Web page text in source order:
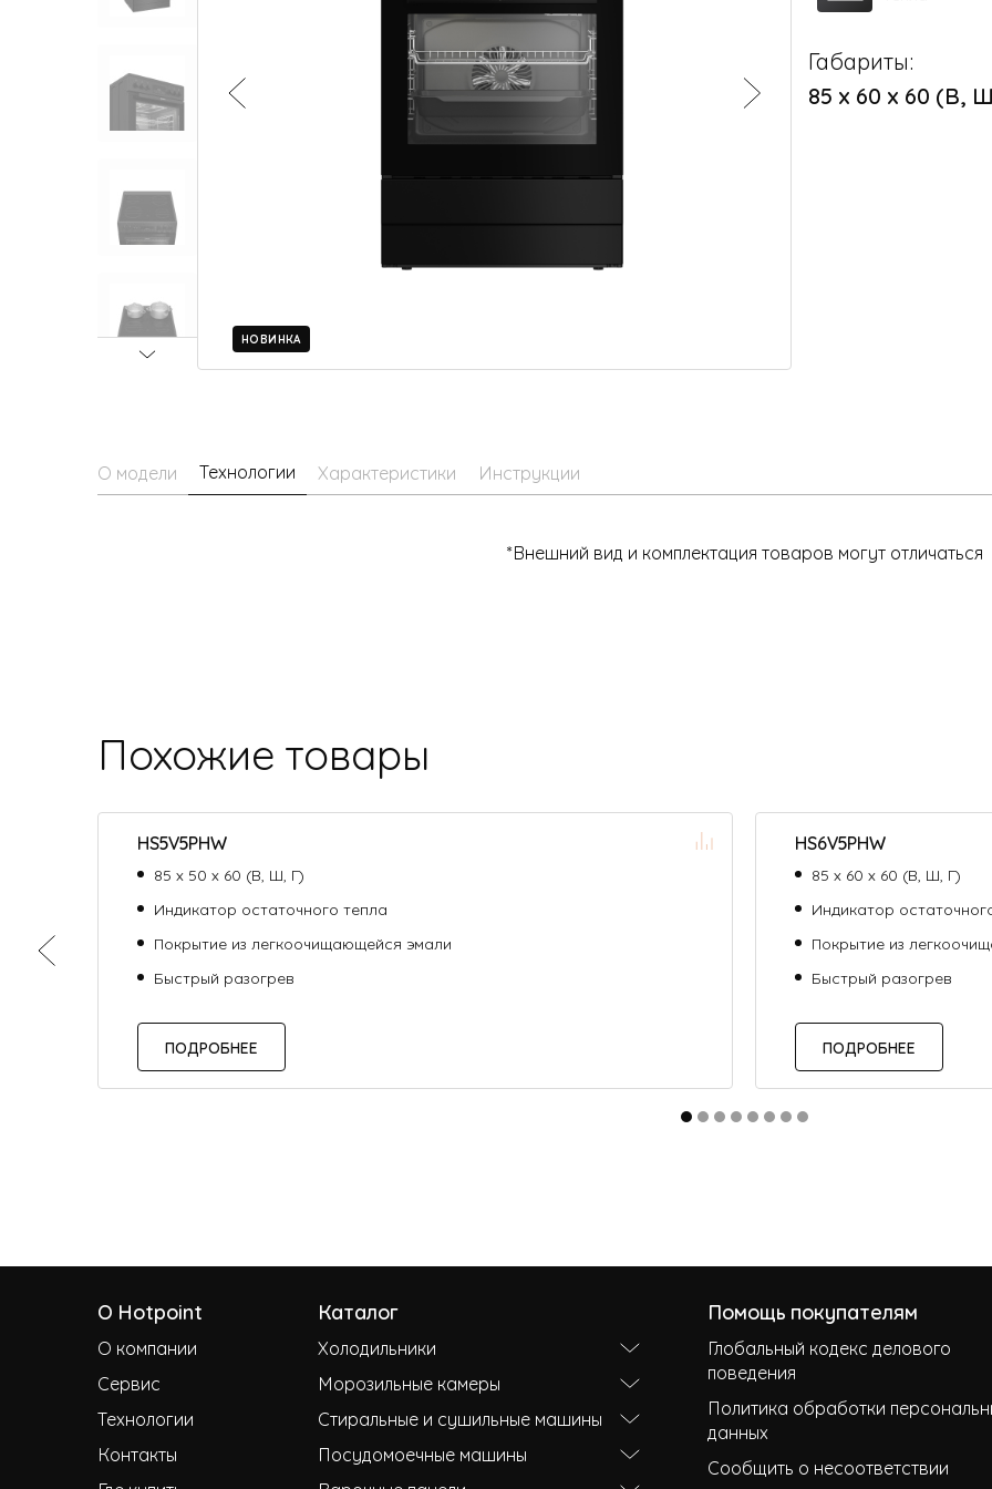
НОВИНКА
Габариты:
85 х 60 х 60 (В,
О модели Технологии Характеристики Инструкции
*Внешний вид и комплектация товаров могут отличаться
Похожие товары
HS5V5PHW
85 х 50 х 60 (В, Ш, Г)
Индикатор остаточного тепла
Покрытие из легкоочищающейся эмали
Быстрый разогрев
ПОДРОБНЕЕ
HS6V5PHW
85 х 60 х 60 (В, Ш, Г)
Индикатор
Покрытие из
Быстрый разогрев
ПОДРОБНЕЕ
О Hotpoint
О компании
Сервис
Технологии
Контакты
Каталог
Холодильники
Морозильные камеры
Стиральные и сушильные машины
Посудомоечные машины
Помощь покупателям
Глобальный кодекс делового
поведения
Политика обработки
данных
Сообщить о несоответствии